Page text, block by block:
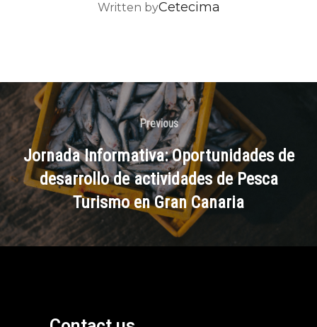
POST AUTHOR
Written byCetecima
Previous
Jornada Informativa: Oportunidades de
desarrollo de actividades de Pesca
Turismo en Gran Canaria